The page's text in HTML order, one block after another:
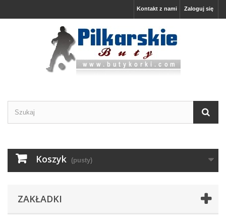
Zaloguj się
Kontakt z nami
Koszyk (pusty)
ZAKŁADKI